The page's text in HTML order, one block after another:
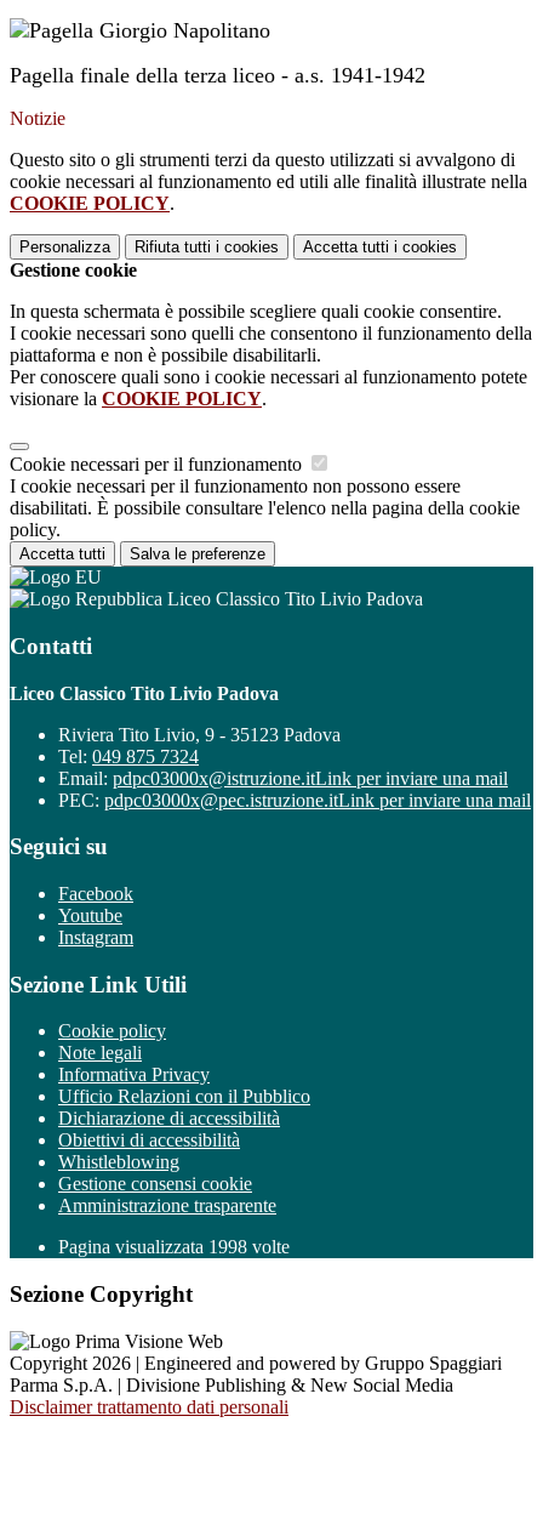
Pagella finale della terza liceo - a.s. 1941-1942
Notizie
Questo sito o gli strumenti terzi da questo utilizzati si avvalgono di
cookie necessari al funzionamento ed utili alle finalità illustrate nella
COOKIE POLICY.
Personalizza Rifiuta tutti i cookies Accetta tutti i cookies
Gestione cookie
In questa schermata è possibile scegliere quali cookie consentire.
I cookie necessari sono quelli che consentono il funzionamento della
piattaforma e non è possibile disabilitarli.
Per conoscere quali sono i cookie necessari al funzionamento potete
visionare la COOKIE POLICY.
Cookie necessari per il funzionamento
I cookie necessari per il funzionamento non possono essere
disabilitati. È possibile consultare l'elenco nella pagina della cookie
policy.
Accetta tutti Salva le preferenze
Liceo Classico Tito Livio Padova
Contatti
Liceo Classico Tito Livio Padova
Riviera Tito Livio, 9 - 35123 Padova
Tel: 049 875 7324
Email: pdpc03000x@istruzione.itLink per inviare una mail
PEC: pdpc03000x@pec.istruzione.itLink per inviare una mail
Seguici su
Facebook
Youtube
Instagram
Sezione Link Utili
Cookie policy
Note legali
Informativa Privacy
Ufficio Relazioni con il Pubblico
Dichiarazione di accessibilità
Obiettivi di accessibilità
Whistleblowing
Gestione consensi cookie
Amministrazione trasparente
Pagina visualizzata 1998 volte
Sezione Copyright
Copyright 2026 | Engineered and powered by Gruppo Spaggiari
Parma S.p.A. | Divisione Publishing & New Social Media
Disclaimer trattamento dati personali